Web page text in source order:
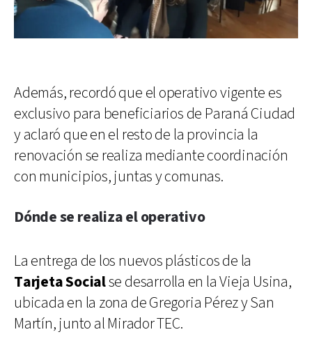
Además, recordó que el operativo vigente es
exclusivo para beneficiarios de Paraná Ciudad
y aclaró que en el resto de la provincia la
renovación se realiza mediante coordinación
con municipios, juntas y comunas.
Dónde se realiza el operativo
La entrega de los nuevos plásticos de la
Tarjeta Socialse desarrolla en la Vieja Usina,
ubicada en la zona de Gregoria Pérez y San
Martín, junto al Mirador TEC.